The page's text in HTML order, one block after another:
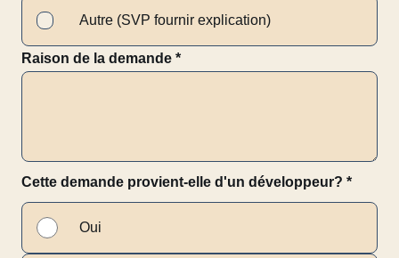
Autre (SVP fournir explication)
Raison de la demande *
Cette demande provient-elle d'un développeur? *
Oui